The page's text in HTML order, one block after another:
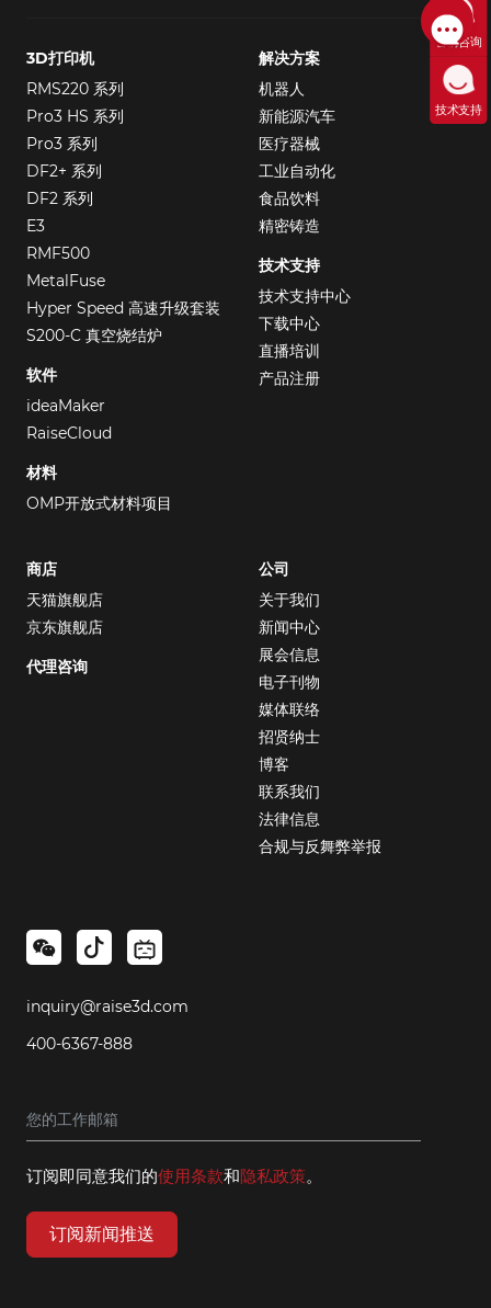
3D打印机
RMS220 系列
Pro3 HS 系列
Pro3 系列
DF2+ 系列
DF2 系列
E3
RMF500
MetalFuse
Hyper Speed 高速升级套装
S200-C 真空烧结炉
软件
ideaMaker
RaiseCloud
材料
OMP开放式材料项目
解决方案
机器人
新能源汽车
医疗器械
工业自动化
食品饮料
精密铸造
技术支持
技术支持中心
下载中心
直播培训
产品注册
商店
天猫旗舰店
京东旗舰店
代理咨询
公司
关于我们
新闻中心
展会信息
电子刊物
媒体联络
招贤纳士
博客
联系我们
法律信息
合规与反舞弊举报
inquiry@raise3d.com
400-6367-888
订阅即同意我们的使用条款和隐私政策。
订阅新闻推送
售前咨询
技术支持